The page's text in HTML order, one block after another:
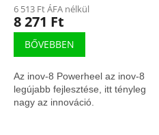
6 513 Ft ÁFA nélkül
8 271 Ft
BŐVEBBEN
Az inov-8 Powerheel az inov-8
legújabb fejlesztése, itt tényleg
nagy az innováció.